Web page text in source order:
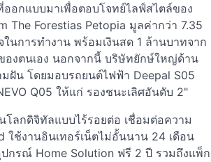
ออกแบบมาเพื่อตอบโจทย์ไลฟ์สไตล์ของ
The Forestias Petopia มูลค่ากว่า 7.35
นการทำงาน พร้อมเงินสด 1 ล้านบาทจาก
งตนเอง นอกจากนี้ บริษัทยักษ์ใหญ่ด้าน
ฝัน โดยมอบรถยนต์ไฟฟ้า Deepal S05
Q05 ให้แก่ รองชนะเลิศอันดับ 2"
ลกดิจิทัลแบบไร้รอยต่อ เชื่อมต่อความ
ใช้งานอินเทอร์เน็ตไม่อั้นนาน 24 เดือน
ปกรณ์ Home Solution ฟรี 2 ปี รวมถึงแพ็ก